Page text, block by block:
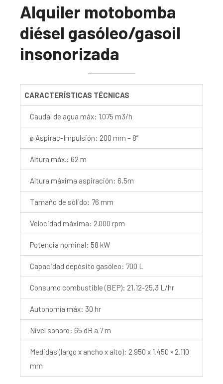
Alquiler motobomba
diésel gasóleo/gasoil
insonorizada
CARACTERÍSTICAS TÉCNICAS
Caudal de agua máx: 1.075 m3/h
ø Aspirac-Impulsión: 200 mm – 8”
Altura máx.: 62 m
Altura máxima aspiración: 6,5m
Tamaño de sólido: 76 mm
Velocidad máxima: 2.000 rpm
Potencia nominal: 58 kW
Capacidad depósito gasóleo: 700 L
Consumo combustible (BEP): 21,12-25,3 L/hr
Autonomía máx: 30 hr
Nivel sonoro: 65 dB a 7 m
Medidas (largo x ancho x alto): 2.950 x 1.450 × 2.110
mm